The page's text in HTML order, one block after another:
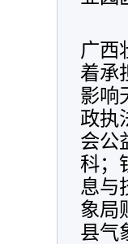
广西
着承
影响
政执
会公
科；
息与
象局
县气